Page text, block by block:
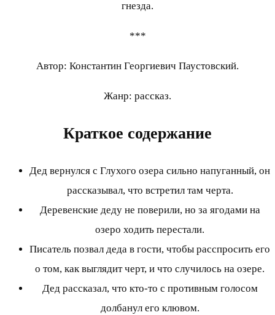
гнезда.
***
Автор: Константин Георгиевич Паустовский.
Жанр: рассказ.
Краткое содержание
Дед вернулся с Глухого озера сильно напуганный, он
рассказывал, что встретил там черта.
Деревенские деду не поверили, но за ягодами на
озеро ходить перестали.
Писатель позвал деда в гости, чтобы расспросить его
о том, как выглядит черт, и что случилось на озере.
Дед рассказал, что кто-то с противным голосом
долбанул его клювом.